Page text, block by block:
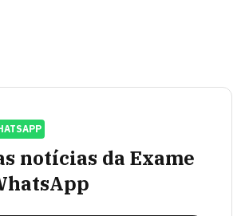
notícias da Exame